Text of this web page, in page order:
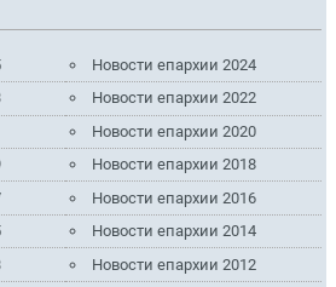
Новости епархии 2024
Новости епархии 2022
Новости епархии 2020
Новости епархии 2018
Новости епархии 2016
Новости епархии 2014
Новости епархии 2012